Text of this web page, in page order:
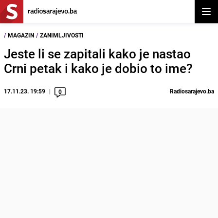
/ MAGAZIN / ZANIMLJIVOSTI
Jeste li se zapitali kako je nastao
Crni petak i kako je dobio to ime?
17.11.23. 19:59 0 Radiosarajevo.ba